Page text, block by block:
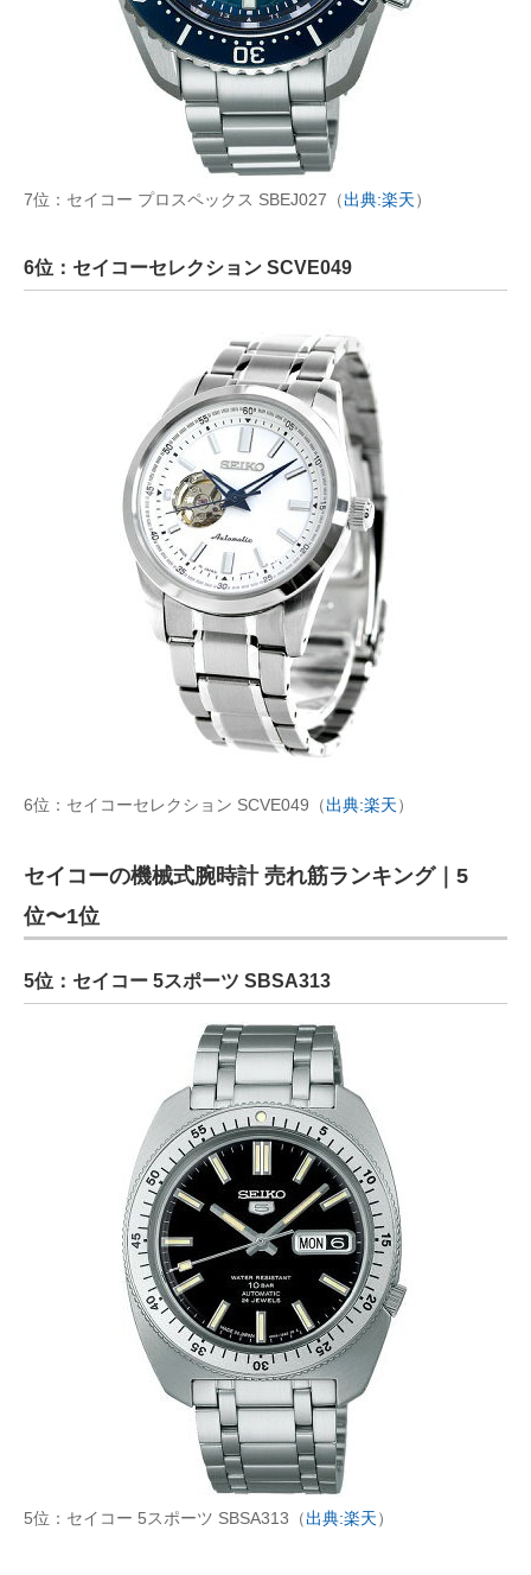
7位：セイコー プロスペックス SBEJ027（出典:楽天）
6位：セイコーセレクション SCVE049
6位：セイコーセレクション SCVE049（出典:楽天）
セイコーの機械式腕時計 売れ筋ランキング｜5
位〜1位
5位：セイコー 5スポーツ SBSA313
5位：セイコー 5スポーツ SBSA313（出典:楽天）